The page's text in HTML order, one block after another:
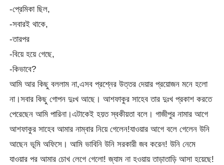
-প্রেমিকা ছিল,
-সবারই থাকে,
-তারপর
-বিয়ে হয়ে গেছে,
-কিভাবে?
আমি আর কিছু বললাম না,এসব প্রশ্নের উত্তর দেয়ার প্রয়োজন মনে হলো
না।সবার কিছু গোপন দুঃখ আছে। আশফাকুর সাহেব তার দুঃখ প্রকাশ করতে
পেরেছেন আমি পারিনা।এটাকেই হয়ত স্বকীয়তা বলে। গাজীপুর নামার আগে
আশফাকুর সাহেব আমার নাম্বার নিয়ে গেলেন!যাওয়ার আগে বলে গেলেন উনি
আছেন ভূমি অফিসে। আমি ভাবিনি উনি সরকারী জব করেন! উনি নেমে
যাওয়ার পর আমার চোখ লেগে গেলো! জ্যাম না হওয়ায় তাড়াতাড়ি আসা হয়েছে!